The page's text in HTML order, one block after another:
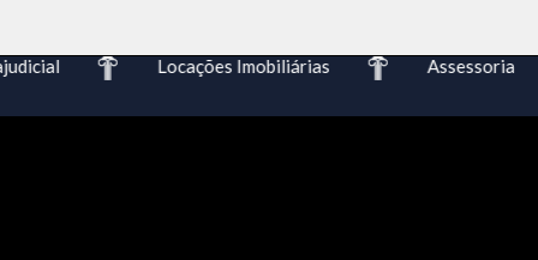
Locações Imobiliárias Assessoria